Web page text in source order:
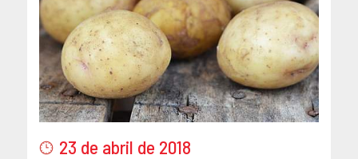
MAIO 2016
ABRIL 2016
MARÇO 2016
FEVEREIRO 2016
JANEIRO 2016
DEZEMBRO 2015
NOVEMBRO 2015
23 de abril de 2018